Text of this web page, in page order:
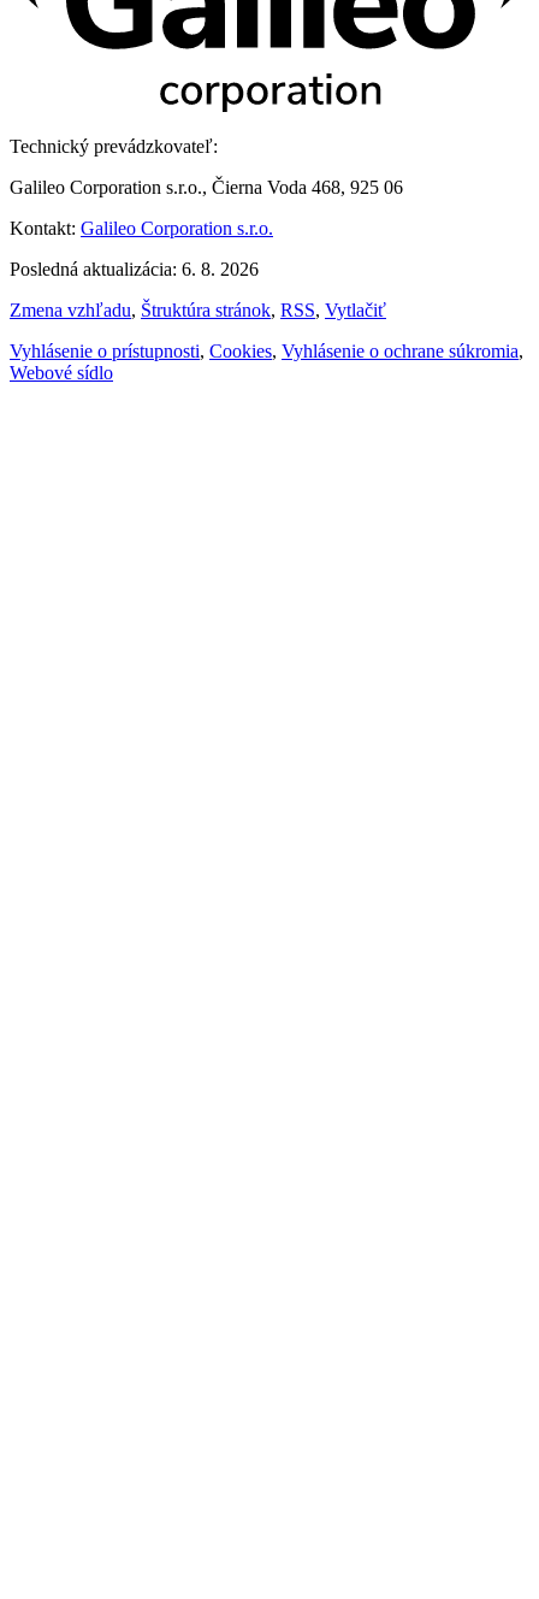
Technický prevádzkovateľ:
Galileo Corporation s.r.o., Čierna Voda 468, 925 06
Kontakt: Galileo Corporation s.r.o.
Posledná aktualizácia: 6. 8. 2026
Zmena vzhľadu, Štruktúra stránok, RSS, Vytlačiť
Vyhlásenie o prístupnosti, Cookies, Vyhlásenie o ochrane súkromia,
Webové sídlo